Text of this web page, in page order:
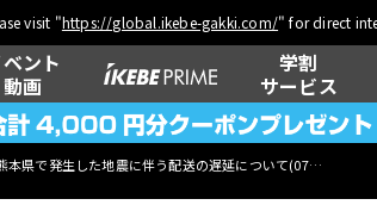
visit "https://global.ikebe-gakki.com/" for direct
ント
動画
学割
サービス
本県で発生した地震に伴う配送の遅延について(07月29日